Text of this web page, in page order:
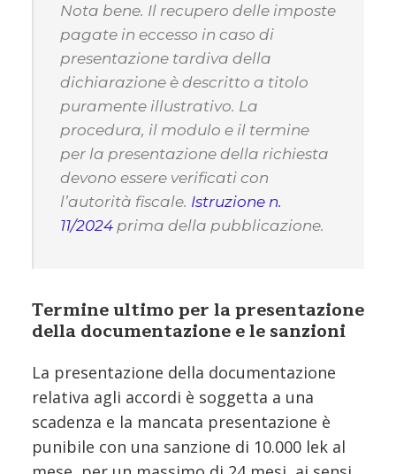
Nota bene. Il recupero delle imposte
pagate in eccesso in caso di
presentazione tardiva della
dichiarazione è descritto a titolo
puramente illustrativo. La
procedura, il modulo e il termine
per la presentazione della richiesta
devono essere verificati con
l’autorità fiscale. Istruzione n.
11/2024 prima della pubblicazione.
Termine ultimo per la presentazione
della documentazione e le sanzioni
La presentazione della documentazione
relativa agli accordi è soggetta a una
scadenza e la mancata presentazione è
punibile con una sanzione di 10.000 lek al